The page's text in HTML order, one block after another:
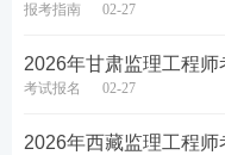
应的提示信息，须待
3.为加强报名证明事
人员提交的境内高等
自动核验，报考人员
报考指南 02-27
2026年甘肃监理工程
考试报名 02-27
2026年西藏监理工程